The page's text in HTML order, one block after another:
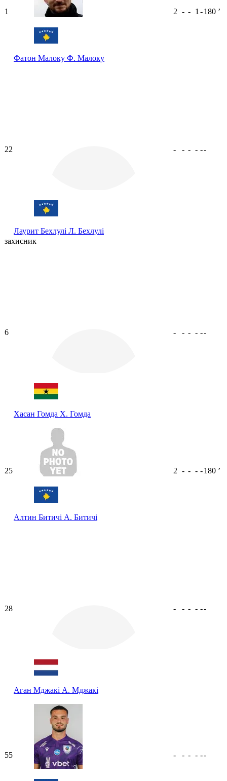
1
Фатон Малоку Ф. Малоку
2 - - 1 -180 ʼ
22
Лаурит Бехлулі Л. Бехлулі
- - - - --
захисник
6
Хасан Гомда Х. Гомда
- - - - --
25
Алтин Битичі А. Битичі
2 - - - -180 ʼ
28
Аган Мджакі А. Мджакі
- - - - --
55 - - - - --